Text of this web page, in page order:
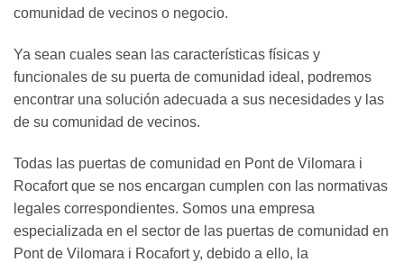
comunidad de vecinos o negocio.
Ya sean cuales sean las características físicas y
funcionales de su puerta de comunidad ideal, podremos
encontrar una solución adecuada a sus necesidades y las
de su comunidad de vecinos.
Todas las puertas de comunidad en Pont de Vilomara i
Rocafort que se nos encargan cumplen con las normativas
legales correspondientes. Somos una empresa
especializada en el sector de las puertas de comunidad en
Pont de Vilomara i Rocafort y, debido a ello, la